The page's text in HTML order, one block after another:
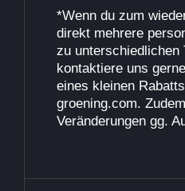
*Wenn du zum
direkt mehrere
zu unterschiedlichen
kontaktiere uns
eines kleinen
groening.com.
Veränderungen gg.